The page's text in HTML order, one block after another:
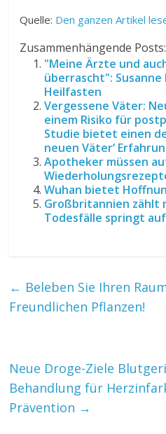
Quelle: Den ganzen Artikel
Zusammenhängende Posts:
"Meine Ärzte und
überrascht":
Heilfasten
Vergessene Väter:
einem Risiko für
Studie bietet einen
neuen Väter‘
Apotheker müssen
Wuhan bietet
Großbritannien zählt
Todesfälle springt
← Beleben Sie Ihren
Freundlichen Pflanzen!
Neue Droge-Ziele
Behandlung für
Prävention →